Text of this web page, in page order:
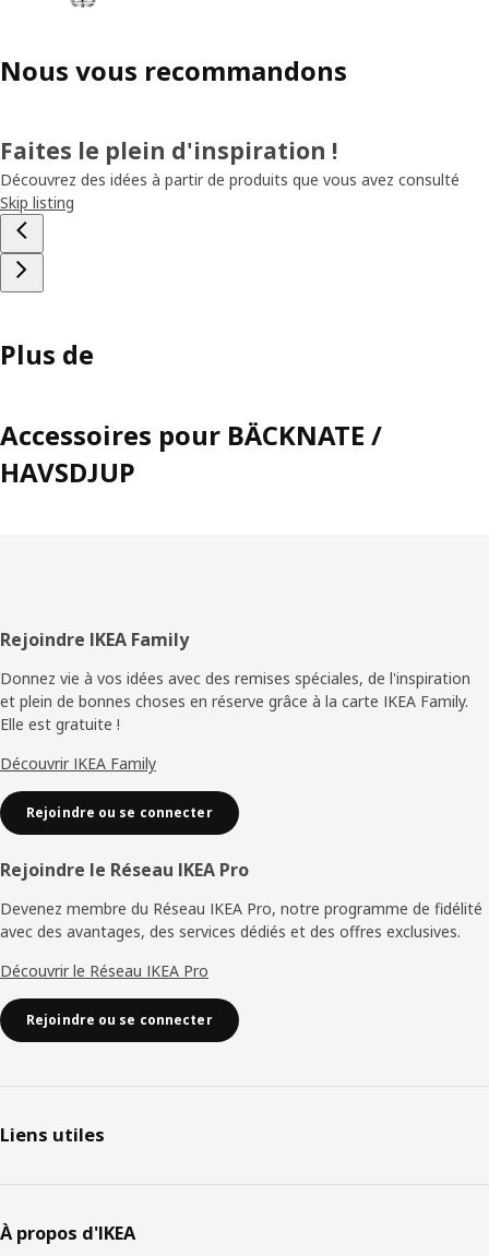
Nous vous recommandons
Faites le plein d'inspiration !
Découvrez des idées à partir de produits que vous avez consulté
Skip listing
Plus de
Accessoires pour BÄCKNATE /
HAVSDJUP
Pied
de
page
Rejoindre IKEA Family
Donnez vie à vos idées avec des remises spéciales, de l'inspiration
et plein de bonnes choses en réserve grâce à la carte IKEA Family.
Elle est gratuite !
Découvrir IKEA Family
Rejoindre ou se connecter
Rejoindre le Réseau IKEA Pro
Devenez membre du Réseau IKEA Pro, notre programme de fidélité
avec des avantages, des services dédiés et des offres exclusives.
Découvrir le Réseau IKEA Pro
Rejoindre ou se connecter
Liens utiles
À propos d'IKEA